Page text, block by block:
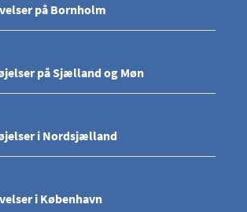
på Bornholm
på Sjælland og Møn
i Nordsjælland
i København